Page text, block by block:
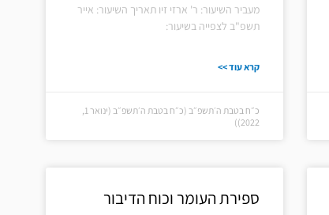
מעביר השיעור: ר' ארזי זיו תאריך השיעור: אייר
תשפ"ב לצפייה בשיעור:
קרא עוד >>
כ״ח בטבת ה׳תשפ״ב (כ״ח בטבת ה׳תשפ״ב (ינואר 1,
2022))
ספירת העומר וכוח הדיבור